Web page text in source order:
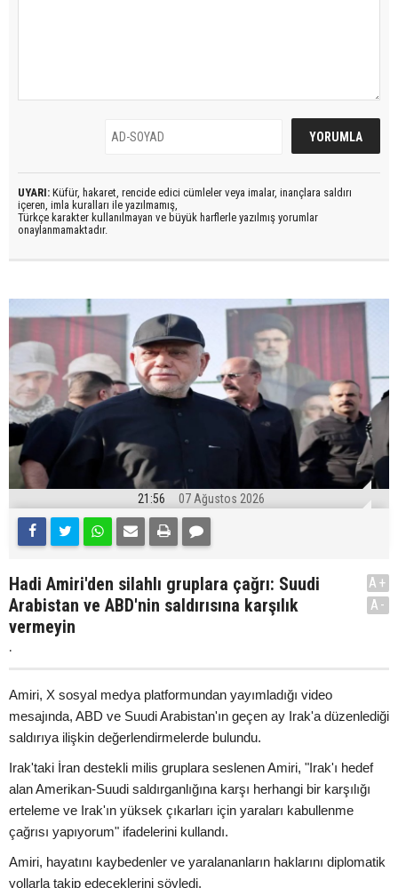
UYARI: Küfür, hakaret, rencide edici cümleler veya imalar, inançlara saldırı
içeren, imla kuralları ile yazılmamış,
Türkçe karakter kullanılmayan ve büyük harflerle yazılmış yorumlar
onaylanmamaktadır.
21:56 07 Ağustos 2026
Hadi Amiri'den silahlı gruplara çağrı: Suudi
Arabistan ve ABD'nin saldırısına karşılık
vermeyin
.
A+
A-
Amiri, X sosyal medya platformundan yayımladığı video
mesajında, ABD ve Suudi Arabistan'ın geçen ay Irak'a düzenlediği
saldırıya ilişkin değerlendirmelerde bulundu.
Irak'taki İran destekli milis gruplara seslenen Amiri, "Irak'ı hedef
alan Amerikan-Suudi saldırganlığına karşı herhangi bir karşılığı
erteleme ve Irak'ın yüksek çıkarları için yaraları kabullenme
çağrısı yapıyorum" ifadelerini kullandı.
Amiri, hayatını kaybedenler ve yaralananların haklarını diplomatik
yollarla takip edeceklerini söyledi.